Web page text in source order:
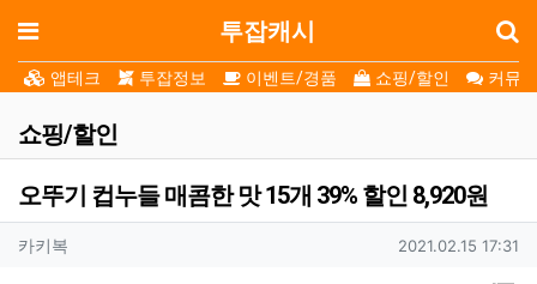
메뉴 투잡캐시
앱테크 투잡정보 이벤트/경품 쇼핑/할인 커뮤
쇼핑/할인
오뚜기 컵누들 매콤한 맛 15개 39% 할인 8,920원
작성자 정보
작성자
카키복 작성일
2021.02.15 17:31